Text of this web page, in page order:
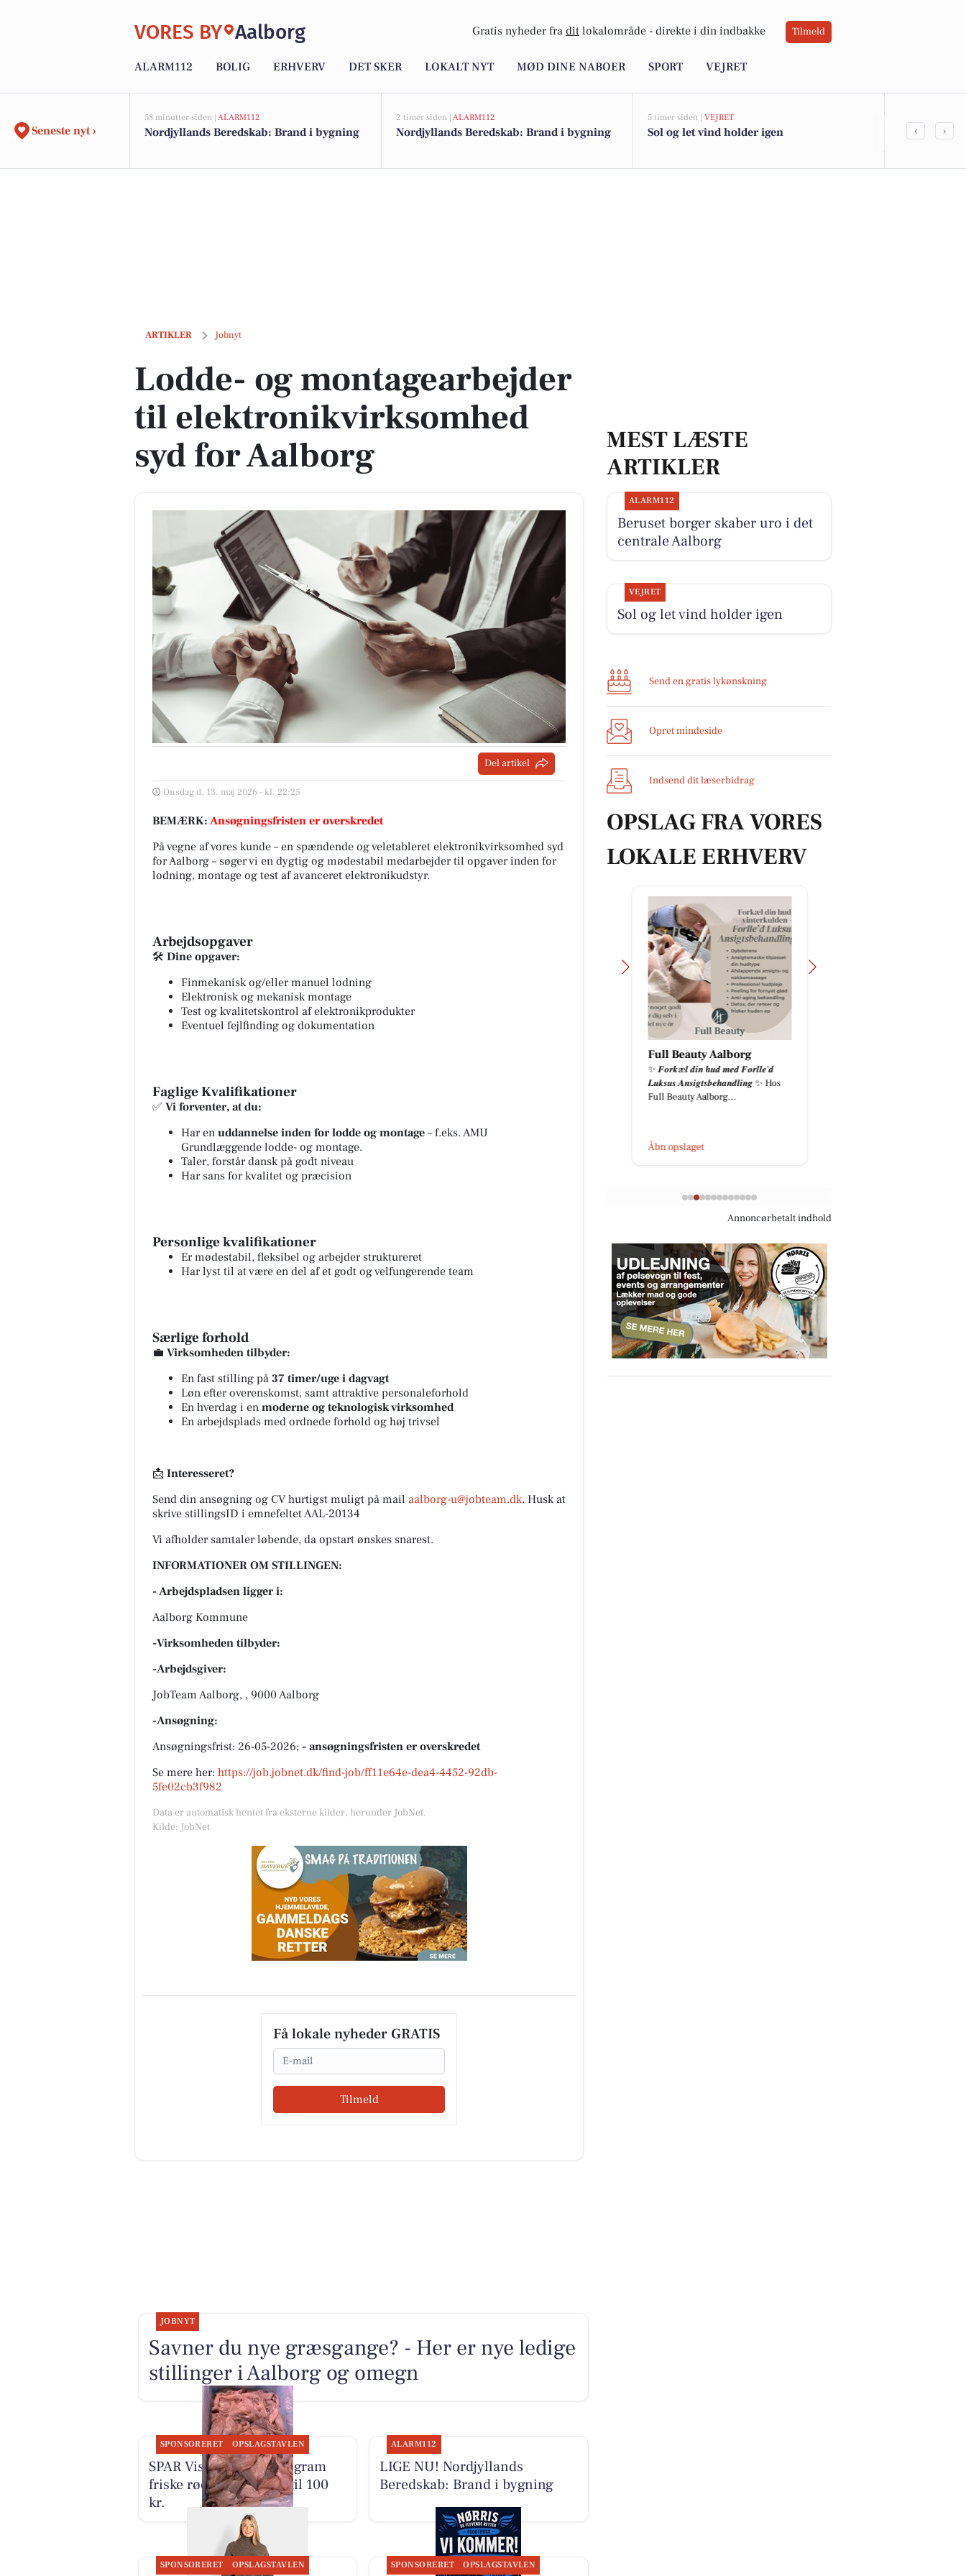
VORES BY Aalborg Gratis nyheder fra dit lokalområde - direkte i din indbakke Tilmeld
ALARM112 BOLIG ERHVERV DET SKER LOKALT NYT MØD DINE NABOER SPORT VEJRET
Seneste nyt ›
58 minutter siden | ALARM112
Nordjyllands Beredskab: Brand i bygning
2 timer siden | ALARM112
Nordjyllands Beredskab: Brand i bygning
5 timer siden | VEJRET
Sol og let vind holder igen ‹ ›
ARTIKLER Jobnyt
Lodde- og montagearbejder til elektronikvirksomhed syd for Aalborg
Lodde- og montagearbejder
til elektronikvirksomhed
syd for Aalborg
Del artikel
Onsdag d. 13. maj 2026 - kl. 22:25
BEMÆRK: Ansøgningsfristen er overskredet
På vegne af vores kunde – en spændende og veletableret elektronikvirksomhed syd
for Aalborg – søger vi en dygtig og mødestabil medarbejder til opgaver inden for
lodning, montage og test af avanceret elektronikudstyr.
Arbejdsopgaver
🛠️ Dine opgaver:
Finmekanisk og/eller manuel lodning
Elektronisk og mekanisk montage
Test og kvalitetskontrol af elektronikprodukter
Eventuel fejlfinding og dokumentation
Faglige Kvalifikationer
✅ Vi forventer, at du:
Har en uddannelse inden for lodde og montage – f.eks. AMU
Grundlæggende lodde- og montage.
Taler, forstår dansk på godt niveau
Har sans for kvalitet og præcision
Personlige kvalifikationer
Er mødestabil, fleksibel og arbejder struktureret
Har lyst til at være en del af et godt og velfungerende team
Særlige forhold
💼 Virksomheden tilbyder:
En fast stilling på 37 timer/uge i dagvagt
Løn efter overenskomst, samt attraktive personaleforhold
En hverdag i en moderne og teknologisk virksomhed
En arbejdsplads med ordnede forhold og høj trivsel
📩 Interesseret?
Send din ansøgning og CV hurtigst muligt på mail aalborg-u@jobteam.dk. Husk at
skrive stillingsID i emnefeltet AAL-20134
Vi afholder samtaler løbende, da opstart ønskes snarest.
INFORMATIONER OM STILLINGEN:
- Arbejdspladsen ligger i:
Aalborg Kommune
-Virksomheden tilbyder:
-Arbejdsgiver:
JobTeam Aalborg, , 9000 Aalborg
-Ansøgning:
Ansøgningsfrist: 26-05-2026; - ansøgningsfristen er overskredet
Se mere her: https://job.jobnet.dk/find-job/ff11e64e-dea4-4452-92db-
5fe02cb3f982
Data er automatisk hentet fra eksterne kilder, herunder JobNet.
Kilde: JobNet
Få lokale nyheder GRATIS
Email
Tilmeld
MEST LÆSTE
ARTIKLER
ALARM112
Beruset borger skaber uro i det
centrale Aalborg
VEJRET
Sol og let vind holder igen
Send en gratis lykønskning
Opret mindeside
Indsend dit læserbidrag
OPSLAG FRA VORES
LOKALE ERHVERV
læbe, der tydeligvis reagerer
voldsomt på sådanne angreb, hol...
Åbn opslaget
Full Beauty Aalborg
✨ 𝑭𝒐𝒓𝒌æ𝒍 𝒅𝒊𝒏 𝒉𝒖𝒅 𝒎𝒆𝒅 𝑭𝒐𝒓𝒍𝒍𝒆’𝒅
𝑳𝒖𝒌𝒔𝒖𝒔 𝑨𝒏𝒔𝒊𝒈𝒕𝒔𝒃𝒆𝒉𝒂𝒏𝒅𝒍𝒊𝒏𝒈 ✨ Hos
Full Beauty Aalborg...
Åbn opslaget
Annoncørbetalt indhold
JOBNYT
Savner du nye græsgange? - Her er nye ledige
stillinger i Aalborg og omegn
SPONSORERET OPSLAGSTAVLEN
SPAR Visse sælger 500 gram
friske rødspættefileter til 100
kr.
ALARM112
LIGE NU! Nordjyllands
Beredskab: Brand i bygning
SPONSORERET OPSLAGSTAVLEN SPONSORERET OPSLAGSTAVLEN